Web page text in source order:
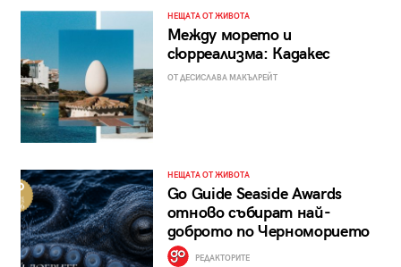
НЕЩАТА ОТ ЖИВОТА
Между морето и
сюрреализма: Кадакес
ОТ ДЕСИСЛАВА МАКЪЛРЕЙТ
НЕЩАТА ОТ ЖИВОТА
Go Guide Seaside Awards
отново събират най-
доброто по Черноморието
РЕДАКТОРИТЕ